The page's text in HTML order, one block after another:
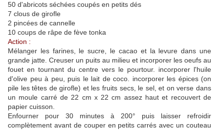
50 d'abricots séchées coupés en petits dés
7 clous de girofle
2 pincées de cannelle
10 coups de râpe de fève tonka
Action :
Mélanger les farines, le sucre, le cacao et la levure dans une
grande jatte. Creuser un puits au milieu et incorporer les oeufs au
fouet en tournant du centre vers le pourtour. incorporer l'huile
d'olive peu à peu, puis le lait de coco. incorporer les épices (on
pile les têtes de girofle) et les fruits secs, le sel, et on verse dans
un moule carré de 22 cm x 22 cm assez haut et recouvert de
papier cuisson.
Enfourner pour 30 minutes à 200° puis laisser refroidir
complètement avant de couper en petits carrés avec un couteau